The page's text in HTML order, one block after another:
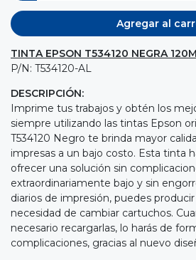
Agregar al
TINTA EPSON T534120 NEGRA
P/N: T534120-AL
DESCRIPCIÓN:
Imprime tus trabajos y obtén los
siempre utilizando las tintas Epson
T534120 Negro te brinda mayor
impresas a un bajo costo. Esta tinta
ofrecer una solución sin
extraordinariamente bajo y sin
diarios de impresión, puedes
necesidad de cambiar cartuchos.
necesario recargarlas, lo harás de
complicaciones, gracias al nuevo